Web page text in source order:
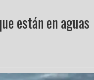
están en aguas